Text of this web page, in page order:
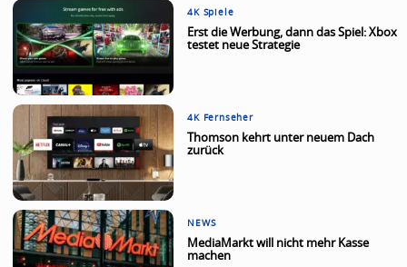
4K Spiele
Erst die Werbung, dann das Spiel: Xbox
testet neue Strategie
4K Fernseher
Thomson kehrt unter neuem Dach
zurück
NEWS
MediaMarkt will nicht mehr Kasse
machen